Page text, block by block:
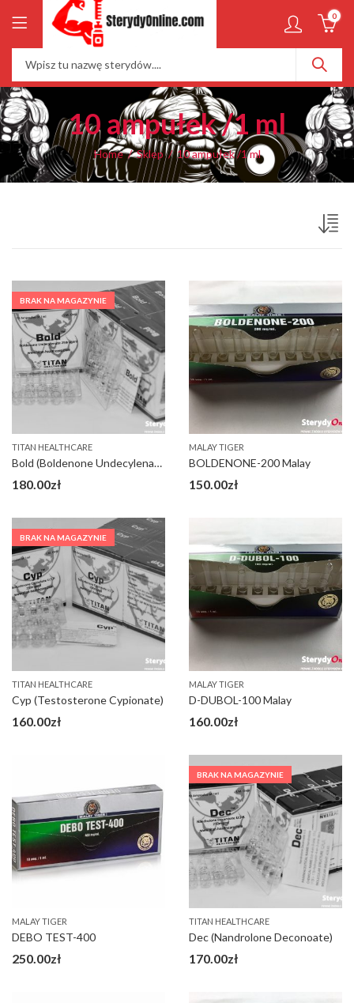
0
10 ampułek /1 ml
Home Sklep 10 ampułek /1 ml
BRAK NA MAGAZYNIE
TITAN HEALTHCARE
Bold (Boldenone Undecylenate 250)
180.00zł
MALAY TIGER
BOLDENONE-200 Malay
150.00zł
BRAK NA MAGAZYNIE
TITAN HEALTHCARE
Cyp (Testosterone Cypionate)
160.00zł
MALAY TIGER
D-DUBOL-100 Malay
160.00zł
MALAY TIGER
DEBO TEST-400
250.00zł
BRAK NA MAGAZYNIE
TITAN HEALTHCARE
Dec (Nandrolone Deconoate)
170.00zł